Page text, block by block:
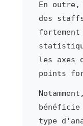
En
des
les axes
points
bénéficie
type